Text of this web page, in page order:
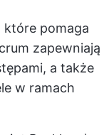
które pomaga
zapewniają
a także
w ramach